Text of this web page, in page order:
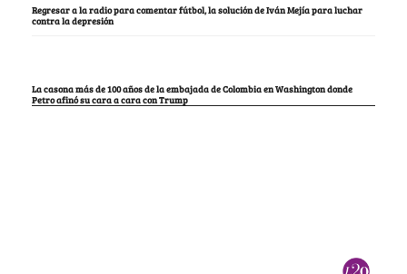
Regresar a la radio para comentar fútbol, la solución de Iván Mejía para luchar
contra la depresión
La casona más de 100 años de la embajada de Colombia en Washington donde
Petro afinó su cara a cara con Trump